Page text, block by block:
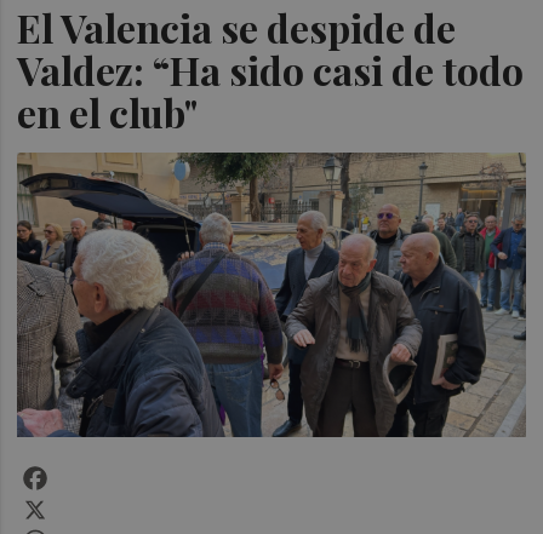
El Valencia se despide de
Valdez: “Ha sido casi de todo
en el club"